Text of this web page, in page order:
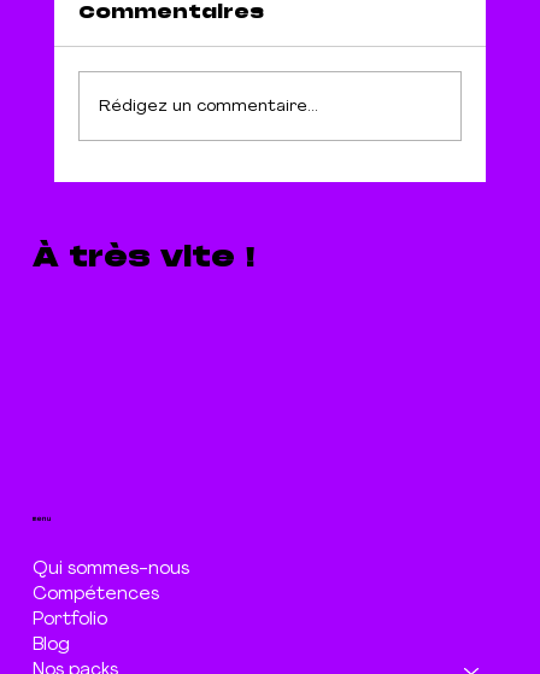
par la loi
Commentaires
Rédigez un commentaire...
À très vite !
menu
Qui sommes-nous
Compétences
Portfolio
Blog